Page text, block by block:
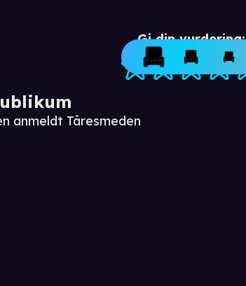
Gi din vurdering:
anmeldt Tåresmeden